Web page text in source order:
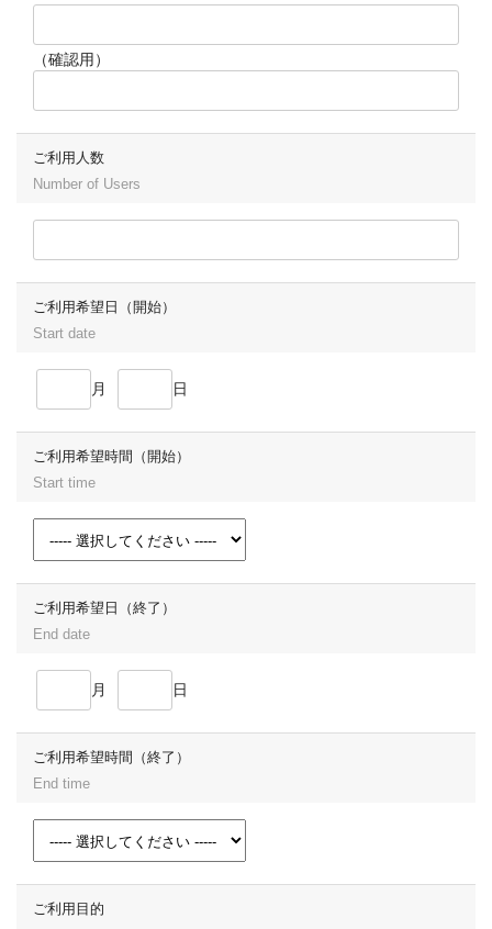
（確認用）
ご利用人数
Number of Users
ご利用希望日（開始）
Start date
月 日
ご利用希望時間（開始）
Start time
ご利用希望日（終了）
End date
月 日
ご利用希望時間（終了）
End time
ご利用目的